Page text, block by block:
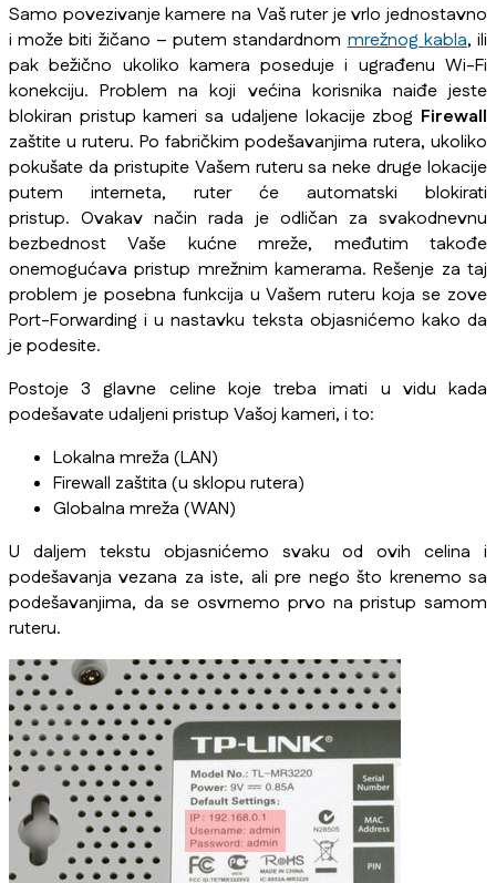
Samo povezivanje kamere na Vaš ruter je vrlo jednostavno
i može biti žičano – putem standardnommrežnog kabla, ili
pak bežično ukoliko kamera poseduje i ugrađenu Wi-Fi
konekciju. Problem na koji većina korisnika naiđe jeste
blokiran pristup kameri sa udaljene lokacije zbog Firewall
zaštite u ruteru. Po fabričkim podešavanjima rutera, ukoliko
pokušate da pristupite Vašem ruteru sa neke druge lokacije
putem interneta, ruter će automatski blokirati
pristup. Ovakav način rada je odličan za svakodnevnu
bezbednost Vaše kućne mreže, međutim takođe
onemogućava pristup mrežnim kamerama. Rešenje za taj
problem je posebna funkcija u Vašem ruteru koja se zove
Port-Forwarding i u nastavku teksta objasnićemo kako da
je podesite.
Postoje 3 glavne celine koje treba imati u vidu kada
podešavate udaljeni pristup Vašoj kameri, i to:
Lokalna mreža (LAN)
Firewall zaštita (u sklopu rutera)
Globalna mreža (WAN)
U daljem tekstu objasnićemo svaku od ovih celina i
podešavanja vezana za iste, ali pre nego što krenemo sa
podešavanjima, da se osvrnemo prvo na pristup samom
ruteru.